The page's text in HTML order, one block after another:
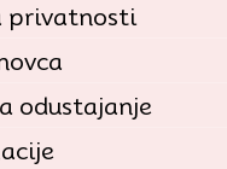
privatnosti
odustajanje